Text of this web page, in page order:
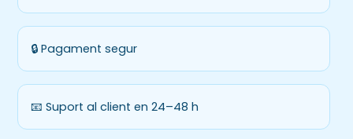
🔒 Pagament segur
📧 Suport al client en 24–48 h